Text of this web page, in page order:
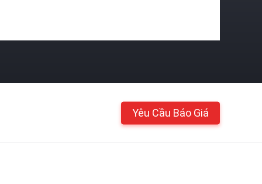
Yêu Cầu Báo Giá